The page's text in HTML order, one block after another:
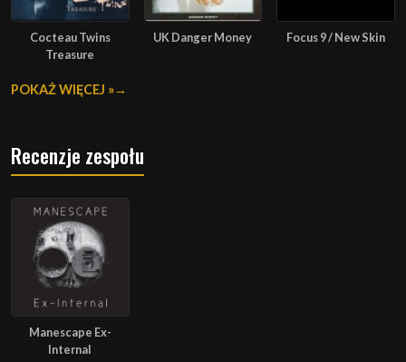
Cocteau Twins
Treasure
UK Danger Money Focus 9 / New Skin
POKAŻ WIĘCEJ »
Recenzje zespołu
Manescape Ex-
Internal